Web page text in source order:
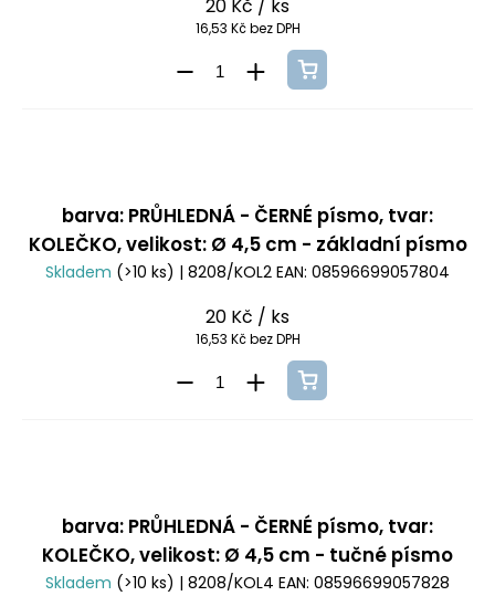
20 Kč / ks
16,53 Kč bez DPH
barva: PRŮHLEDNÁ - ČERNÉ písmo, tvar:
KOLEČKO, velikost: Ø 4,5 cm - základní písmo
Skladem (>10 ks) | 8208/KOL2 EAN: 08596699057804
20 Kč / ks
16,53 Kč bez DPH
barva: PRŮHLEDNÁ - ČERNÉ písmo, tvar:
KOLEČKO, velikost: Ø 4,5 cm - tučné písmo
Skladem (>10 ks) | 8208/KOL4 EAN: 08596699057828